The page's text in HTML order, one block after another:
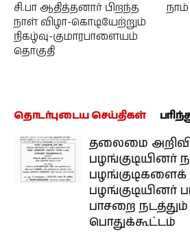
சி.பா ஆதித்தனார் பிறந்த
நாள் விழா-கொடியேற்றும்
நிகழ்வு-குமாரபாளையம்
தொகுதி
நாம்
தொடர்புடைய செய்திகள்
தலைமை
பழங்குடியினர்
பழங்குடிகளைக்
பழங்குடியினர்
பாசறை நடத்தும்
பொதுக்கூட்டம்